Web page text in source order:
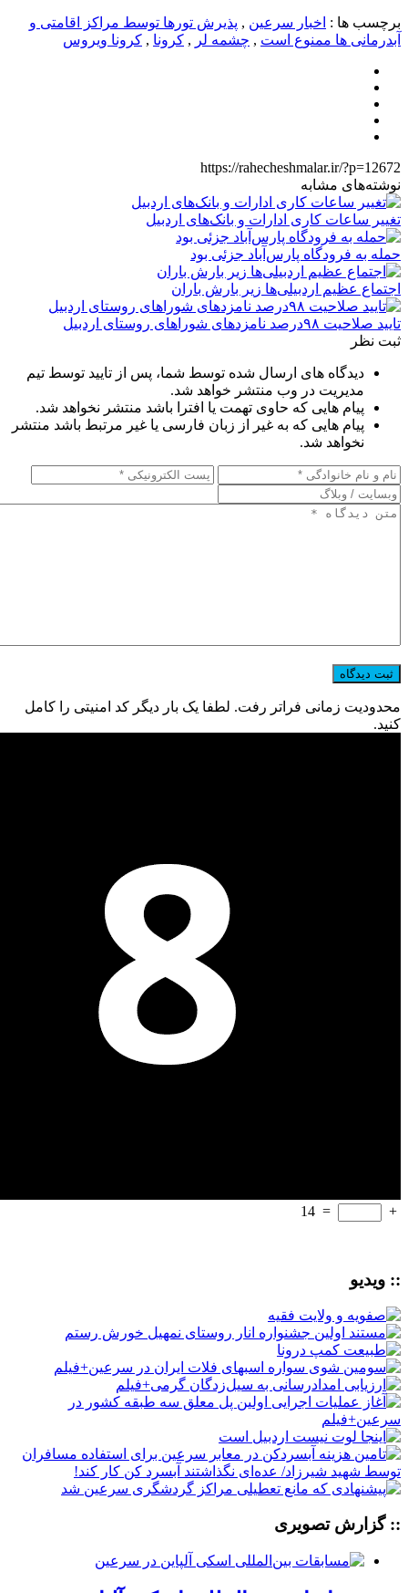
برچسب ها : اخبار سرعین , پذیرش تورها توسط مراکز اقامتی و
آبدرمانی ها ممنوع است , چشمه لر , کرونا , کرونا ویروس
https://rahecheshmalar.ir/?p=12672
نوشته‌های مشابه
تغییر ساعات کاری ادارات و بانک‌های اردبیل
حمله به فرودگاه پارس‌‌آباد جزئی بود
اجتماع عظیم اردبیلی‌ها زیر بارش باران
تایید صلاحیت ۹۸درصد نامزدهای شوراهای روستای اردبیل
ثبت نظر
دیدگاه های ارسال شده توسط شما، پس از تایید توسط تیم
مدیریت در وب منتشر خواهد شد.
پیام هایی که حاوی تهمت یا افترا باشد منتشر نخواهد شد.
پیام هایی که به غیر از زبان فارسی یا غیر مرتبط باشد منتشر
نخواهد شد.
محدودیت زمانی فراتر رفت. لطفا یک بار دیگر کد امنیتی را کامل
کنید.
+
=
14
:: ویدیو
:: گزارش تصویری